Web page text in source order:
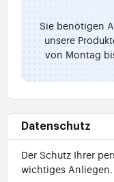
Sie benötigen
unsere
von Montag
Datenschutz
Der Schutz Ihrer
wichtiges Anliegen.